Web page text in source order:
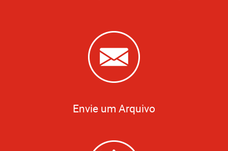
Envie um Arquivo